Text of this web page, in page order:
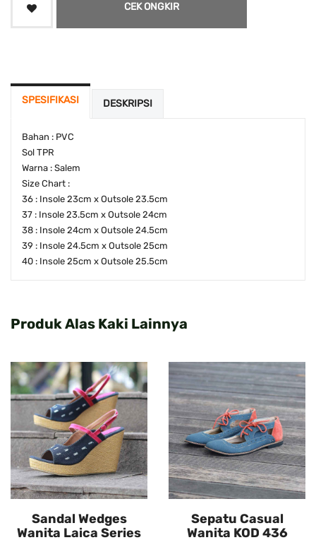
CEK ONGKIR
SPESIFIKASI DESKRIPSI
Bahan : PVC
Sol TPR
Warna : Salem
Size Chart :
36 : Insole 23cm x Outsole 23.5cm
37 : Insole 23.5cm x Outsole 24cm
38 : Insole 24cm x Outsole 24.5cm
39 : Insole 24.5cm x Outsole 25cm
40 : Insole 25cm x Outsole 25.5cm
Produk Alas Kaki Lainnya
Sandal Wedges
Wanita Laica Series
Sepatu Casual
Wanita KOD 436